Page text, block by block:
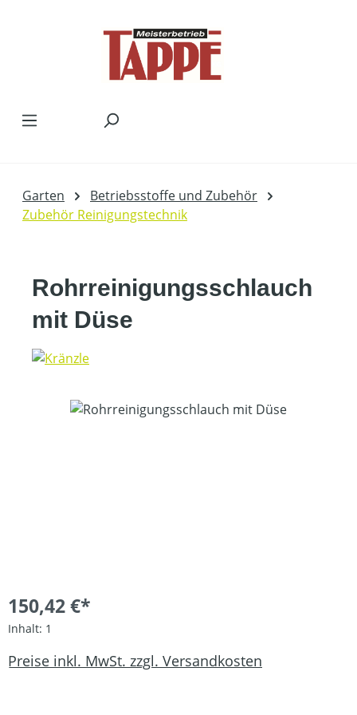
Garten
Betriebsstoffe und Zubehör
Zubehör Reinigungstechnik
Rohrreinigungsschlauch
mit Düse
Bildergalerie überspringen
150,42 €*
Inhalt: 1
Preise inkl. MwSt. zzgl. Versandkosten